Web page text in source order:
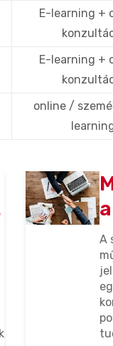
E-learning +
E-learning +
online /
A